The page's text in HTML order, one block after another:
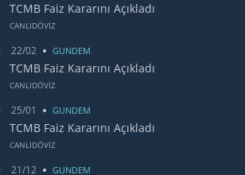
YIL 5 YIL TÜMÜ
TCMB Faiz Kararını Açıkladı
CANLIDÖVİZ
22/02 GUNDEM
TCMB Faiz Kararını Açıkladı
CANLIDÖVİZ
25/01 GUNDEM
TCMB Faiz Kararını Açıkladı
CANLIDÖVİZ
21/12 GUNDEM